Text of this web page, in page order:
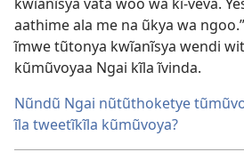
aathime ala me na ũkya wa
ĩmwe tũtonya kwĩanĩsya wendi
kũmũvoyaa Ngai kĩla ĩvinda.
Nũndũ Ngai nũtũthoketye
ĩla tweetĩkĩla kũmũvoya?